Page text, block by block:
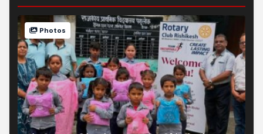
Photos